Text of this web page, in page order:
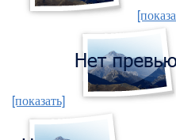
[показать]